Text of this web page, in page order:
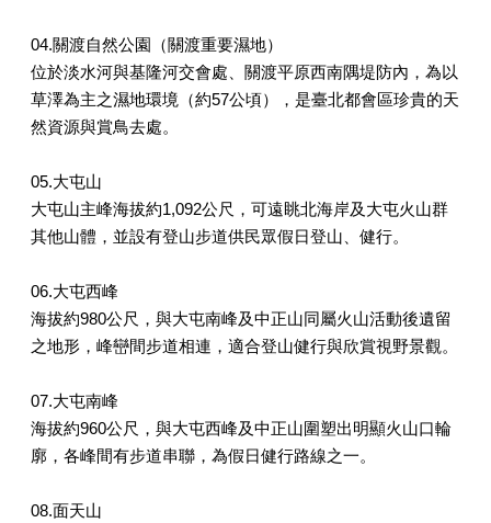
04.關渡自然公園（關渡重要濕地）
位於淡水河與基隆河交會處、關渡平原西南隅堤防內，為以
草澤為主之濕地環境（約57公頃），是臺北都會區珍貴的天
然資源與賞鳥去處。
05.大屯山
大屯山主峰海拔約1,092公尺，可遠眺北海岸及大屯火山群
其他山體，並設有登山步道供民眾假日登山、健行。
06.大屯西峰
海拔約980公尺，與大屯南峰及中正山同屬火山活動後遺留
之地形，峰巒間步道相連，適合登山健行與欣賞視野景觀。
07.大屯南峰
海拔約960公尺，與大屯西峰及中正山圍塑出明顯火山口輪
廓，各峰間有步道串聯，為假日健行路線之一。
08.面天山